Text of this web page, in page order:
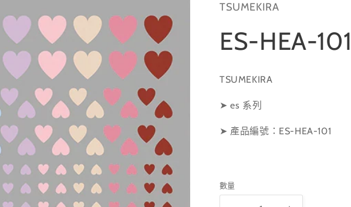
TSUMEKIRA
ES-HEA-
TSUMEKIRA
➤ es 系列
➤ 產品編號：ES-HEA-101
數量